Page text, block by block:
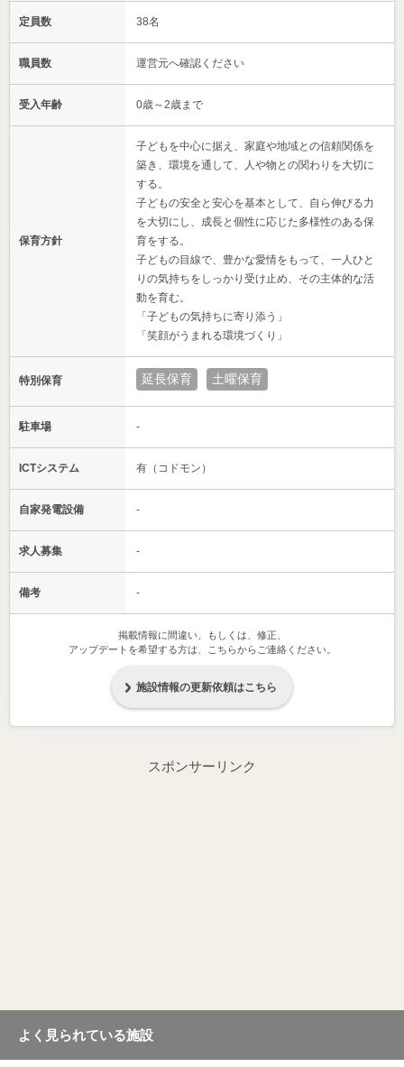
定員数 38名
職員数 運営元へ確認ください
受入年齢 0歳～2歳まで
保育方針
子どもを中心に据え、家庭や地域との信頼関係を
築き、環境を通して、人や物との関わりを大切に
する。
子どもの安全と安心を基本として、自ら伸びる力
を大切にし、成長と個性に応じた多様性のある保
育をする。
子どもの目線で、豊かな愛情をもって、一人ひと
りの気持ちをしっかり受け止め、その主体的な活
動を育む。
「子どもの気持ちに寄り添う」
「笑顔がうまれる環境づくり」
特別保育 延長保育 土曜保育
駐車場 -
ICTシステム 有（コドモン）
自家発電設備 -
求人募集 -
備考 -
掲載情報に間違い、もしくは、修正、
アップデートを希望する方は、こちらからご連絡ください。
施設情報の更新依頼はこちら
スポンサーリンク
よく見られている施設